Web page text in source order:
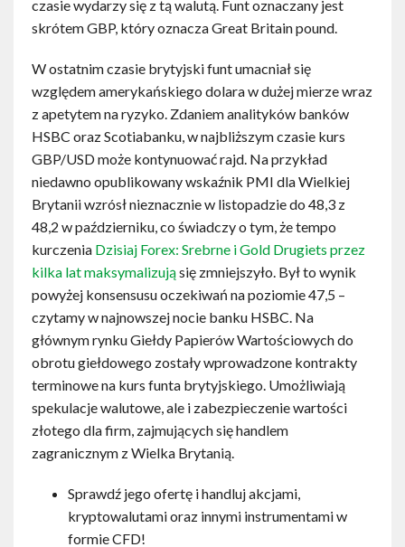
czasie wydarzy się z tą walutą. Funt oznaczany jest
skrótem GBP, który oznacza Great Britain pound.
W ostatnim czasie brytyjski funt umacniał się
względem amerykańskiego dolara w dużej mierze wraz
z apetytem na ryzyko. Zdaniem analityków banków
HSBC oraz Scotiabanku, w najbliższym czasie kurs
GBP/USD może kontynuować rajd. Na przykład
niedawno opublikowany wskaźnik PMI dla Wielkiej
Brytanii wzrósł nieznacznie w listopadzie do 48,3 z
48,2 w październiku, co świadczy o tym, że tempo
kurczenia Dzisiaj Forex: Srebrne i Gold Drugiets przez
kilka lat maksymalizująsię zmniejszyło. Był to wynik
powyżej konsensusu oczekiwań na poziomie 47,5 –
czytamy w najnowszej nocie banku HSBC. Na
głównym rynku Giełdy Papierów Wartościowych do
obrotu giełdowego zostały wprowadzone kontrakty
terminowe na kurs funta brytyjskiego. Umożliwiają
spekulacje walutowe, ale i zabezpieczenie wartości
złotego dla firm, zajmujących się handlem
zagranicznym z Wielka Brytanią.
Sprawdź jego ofertę i handluj akcjami,
kryptowalutami oraz innymi instrumentami w
formie CFD!